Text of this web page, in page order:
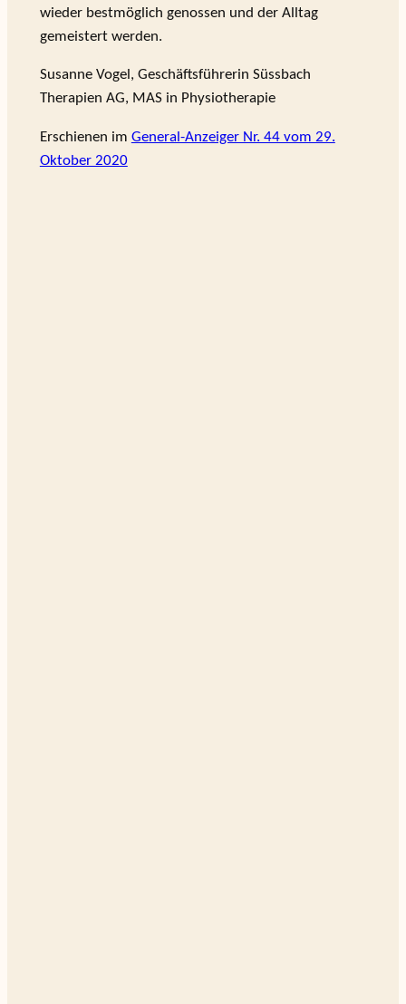
wieder bestmöglich genossen und der Alltag
gemeistert werden.
Susanne Vogel, Geschäftsführerin Süssbach
Therapien AG, MAS in Physiotherapie
Erschienen im General-Anzeiger Nr. 44 vom 29.
Oktober 2020